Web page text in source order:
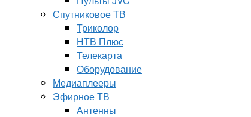
Спутниковое ТВ
Триколор
НТВ Плюс
Телекарта
Оборудование
Медиаплееры
Эфирное ТВ
Антенны